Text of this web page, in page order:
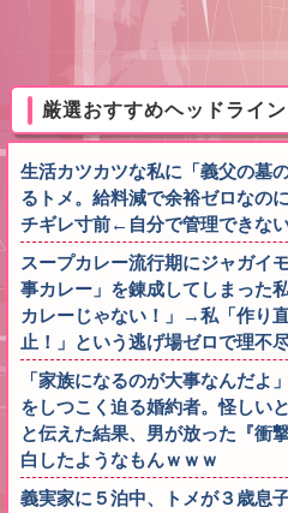
厳選おすすめヘッドライン
生活カツカツな私に「義父の墓
るトメ。給料減で余裕ゼロなの
チギレ寸前←自分で管理できな
スープカレー流行期にジャガイ
事カレー」を錬成してしまった
カレーじゃない！」→私「作り
止！」という逃げ場ゼロで理不
「家族になるのが大事なんだよ
をしつこく迫る婚約者。怪しい
と伝えた結果、男が放った『衝
白したようなもんｗｗｗ
義実家に５泊中、トメが３歳息